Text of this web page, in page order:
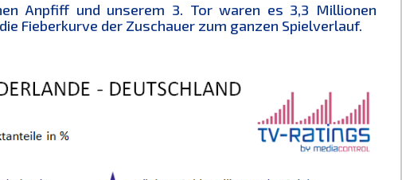
Anpfiff und unserem 3. Tor waren es 3,3 Millionen
Fieberkurve der Zuschauer zum ganzen Spielverlauf.